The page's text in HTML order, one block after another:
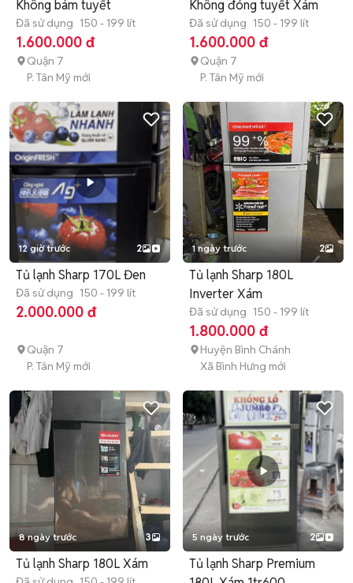
Không bám tuyết
Đã sử dụng 150 - 199 lít
1.600.000 đ
Quận 7
P. Tân Mỹ mới
Không đóng tuyết Xám
Đã sử dụng 150 - 199 lít
1.600.000 đ
Quận 7
P. Tân Mỹ mới
12 giờ trước 2
Tủ lạnh Sharp 170L Đen
Đã sử dụng 150 - 199 lít
2.000.000 đ
Quận 7
P. Tân Mỹ mới
1 ngày trước 2
Tủ lạnh Sharp 180L
Inverter Xám
Đã sử dụng 150 - 199 lít
1.800.000 đ
Huyện Bình Chánh
Xã Bình Hưng mới
8 ngày trước 3
Tủ lạnh Sharp 180L Xám
5 ngày trước 2
Tủ lạnh Sharp Premium